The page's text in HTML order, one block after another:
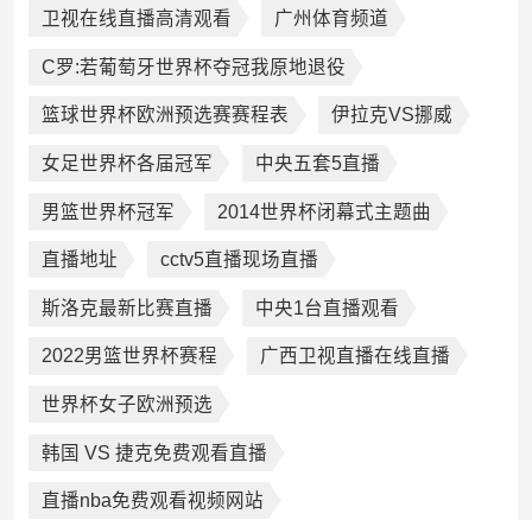
卫视在线直播高清观看 广州体育频道
C罗:若葡萄牙世界杯夺冠我原地退役
篮球世界杯欧洲预选赛赛程表 伊拉克VS挪威
女足世界杯各届冠军 中央五套5直播
男篮世界杯冠军 2014世界杯闭幕式主题曲
直播地址 cctv5直播现场直播
斯洛克最新比赛直播 中央1台直播观看
2022男篮世界杯赛程 广西卫视直播在线直播
世界杯女子欧洲预选
韩国 VS 捷克免费观看直播
直播nba免费观看视频网站